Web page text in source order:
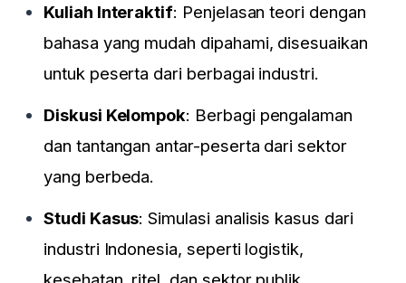
Kuliah Interaktif: Penjelasan teori dengan
bahasa yang mudah dipahami, disesuaikan
untuk peserta dari berbagai industri.
Diskusi Kelompok: Berbagi pengalaman
dan tantangan antar-peserta dari sektor
yang berbeda.
Studi Kasus: Simulasi analisis kasus dari
industri Indonesia, seperti logistik,